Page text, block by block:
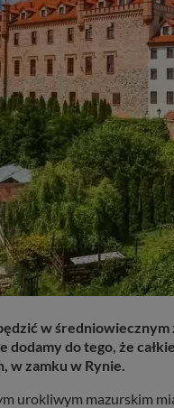
w
dodamy do tego, że
w zamku w Rynie.
urokliwym mazurskim